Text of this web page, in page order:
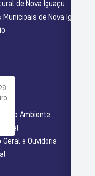
de Nova Iguaçu
de Nova Iguaçu
Ambiente
e Ouvidoria